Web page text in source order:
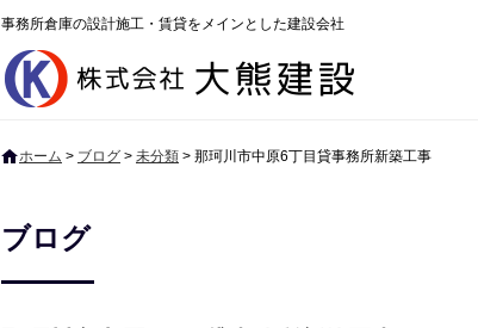
事務所倉庫の設計施工・賃貸をメインとした建設会社
ホーム > ブログ > 未分類 > 那珂川市中原6丁目貸事務所新築工事
ブログ